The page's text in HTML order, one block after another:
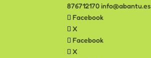
876712170 info@abantu.es
Facebook
X
Facebook
X